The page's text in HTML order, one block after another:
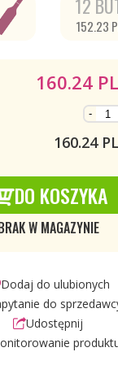
12
152.23
160.24
-
160.24
DO KOSZYKA
W MAGAZYNIE
Dodaj do ulubionych
do
Udostępnij